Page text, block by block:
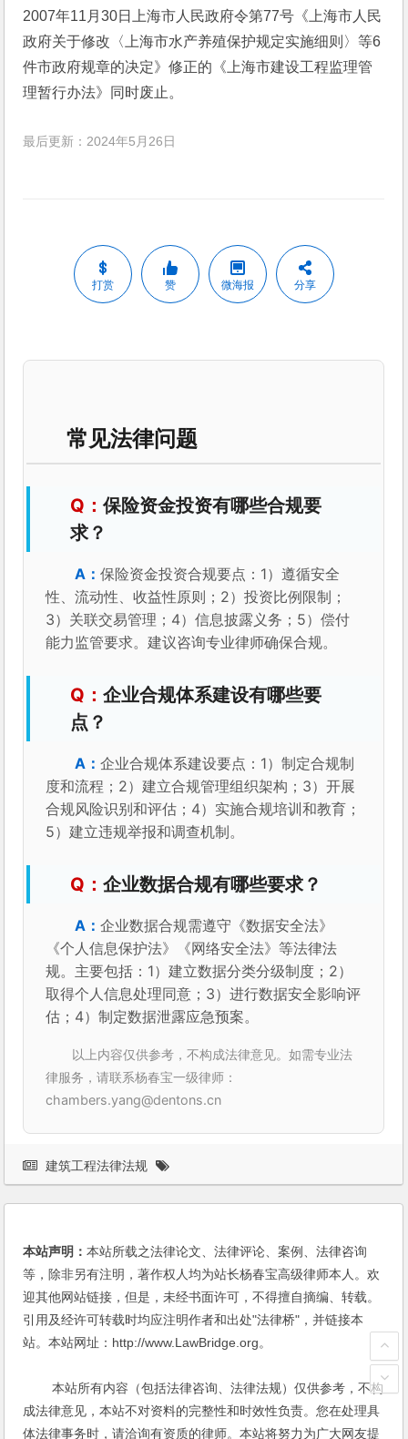
2007年11月30日上海市人民政府令第77号《上海市人民
政府关于修改〈上海市水产养殖保护规定实施细则〉等6
件市政府规章的决定》修正的《上海市建设工程监理管
理暂行办法》同时废止。
最后更新：2024年5月26日
打赏 赞 微海报 分享
常见法律问题
保险资金投资有哪些合规要
求？
保险资金投资合规要点：1）遵循安全
性、流动性、收益性原则；2）投资比例限制；
3）关联交易管理；4）信息披露义务；5）偿付
能力监管要求。建议咨询专业律师确保合规。
企业合规体系建设有哪些要
点？
企业合规体系建设要点：1）制定合规制
度和流程；2）建立合规管理组织架构；3）开展
合规风险识别和评估；4）实施合规培训和教育；
5）建立违规举报和调查机制。
企业数据合规有哪些要求？
企业数据合规需遵守《数据安全法》
《个人信息保护法》《网络安全法》等法律法
规。主要包括：1）建立数据分类分级制度；2）
取得个人信息处理同意；3）进行数据安全影响评
估；4）制定数据泄露应急预案。
以上内容仅供参考，不构成法律意见。如需专业法
律服务，请联系杨春宝一级律师：
chambers.yang@dentons.cn
建筑工程法律法规
本站声明：本站所载之法律论文、法律评论、案例、法律咨询
等，除非另有注明，著作权人均为站长杨春宝高级律师本人。欢
迎其他网站链接，但是，未经书面许可，不得擅自摘编、转载。
引用及经许可转载时均应注明作者和出处"法律桥"，并链接本
站。本站网址：http://www.LawBridge.org。
本站所有内容（包括法律咨询、法律法规）仅供参考，不构
成法律意见，本站不对资料的完整性和时效性负责。您在处理具
体法律事务时，请洽询有资质的律师。本站将努力为广大网友提